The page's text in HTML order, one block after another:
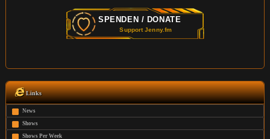
Links
News
Shows
Shows Per Week